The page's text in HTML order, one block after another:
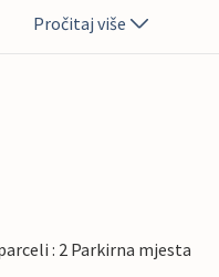
23 km. Želimo vam lijepe
Pročitaj više
: 2 Parkirna mjesta